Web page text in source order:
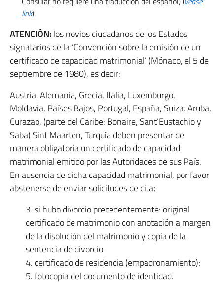
link).
ATENCIÓN:los novios ciudadanos de los Estados
signatarios de la ‘Convención sobre la emisión de un
certificado de capacidad matrimonial’ (Mónaco, el 5 de
septiembre de 1980), es decir:
Austria, Alemania, Grecia, Italia, Luxemburgo,
Moldavia, Países Bajos, Portugal, España, Suiza, Aruba,
Curazao, (parte del Caribe: Bonaire, Sant’Eustachio y
Saba) Sint Maarten, Turquía deben presentar de
manera obligatoria un certificado de capacidad
matrimonial emitido por las Autoridades de sus País.
En ausencia de dicha capacidad matrimonial, por favor
abstenerse de enviar solicitudes de cita;
3. si hubo divorcio precedentemente: original
certificado de matrimonio con anotación a margen
de la disolución del matrimonio y copia de la
sentencia de divorcio
4. certificado de residencia (empadronamiento);
5. fotocopia del documento de identidad.